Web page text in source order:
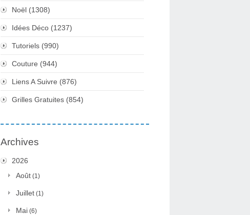
Noël (1308)
Idées Déco (1237)
Tutoriels (990)
Couture (944)
Liens A Suivre (876)
Grilles Gratuites (854)
Archives
2026
Août (1)
Juillet (1)
Mai (6)